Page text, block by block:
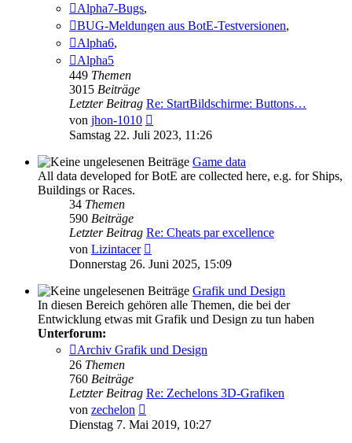
Alpha7-Bugs,
BUG-Meldungen aus BotE-Testversionen,
Alpha6,
Alpha5
449 Themen
3015 Beiträge
Letzter Beitrag Re: StartBildschirme: Buttons…
von jhon-1010
Beitrag
Samstag 22. Juli 2023, 11:26
Game data
All data developed for BotE are collected here, e.g. for Ships,
Buildings or Races.
34 Themen
590 Beiträge
Letzter Beitrag Re: Cheats par excellence
von Lizintacer
Beitrag
Donnerstag 26. Juni 2025, 15:09
Grafik und Design
In diesen Bereich gehören alle Themen, die bei der
Entwicklung etwas mit Grafik und Design zu tun haben
Unterforum:
Archiv Grafik und Design
26 Themen
760 Beiträge
Letzter Beitrag Re: Zechelons 3D-Grafiken
von zechelon
Beitrag
Dienstag 7. Mai 2019, 10:27